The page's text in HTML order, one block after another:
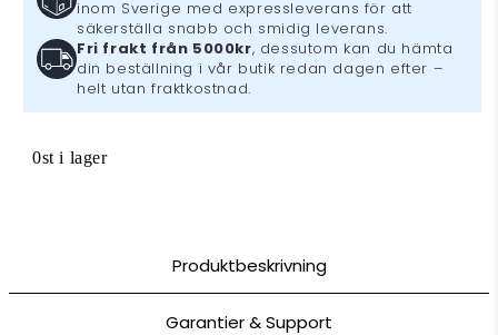
inom Sverige med expressleverans för att
säkerställa snabb och smidig leverans.
Fri frakt från 5000kr, dessutom kan du hämta
din beställning i vår butik redan dagen efter –
helt utan fraktkostnad.
0st i lager
Produktbeskrivning
Garantier & Support